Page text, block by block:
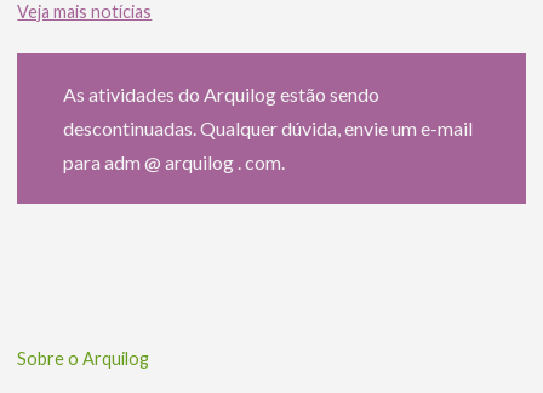
Veja mais notícias
As atividades do Arquilog estão sendo
descontinuadas. Qualquer dúvida, envie um e-mail
para adm @ arquilog . com.
Sobre o Arquilog